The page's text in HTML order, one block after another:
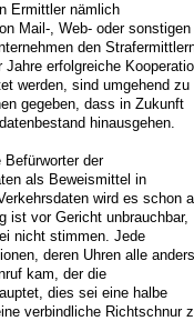
Ermittler nämlich
Mail-, Web- oder sonstigen
den
erfolgreiche
werden, sind umgehend zu
gegeben, dass in Zukunft
hinausgehen.
der
als Beweismittel in
wird es schon
ist vor Gericht unbrauchbar,
nicht stimmen. Jede
deren Uhren alle anders
kam, der die
dies sei eine halbe
verbindliche Richtschnur